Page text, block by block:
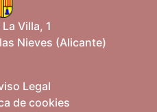
Villa, 1
Nieves (Alicante)
Legal
de cookies